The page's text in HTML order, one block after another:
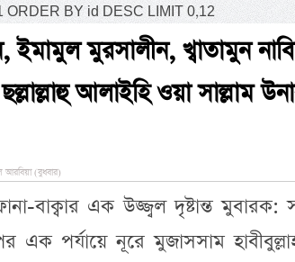
ORDER BY id DESC LIMIT 0,12
ইমামুল মুরসালীন, খ্বাতামুন
আলাইহি ওয়া সাল্লাম
(বুধবার)
বাক্বার এক উজ্জ্বল দৃষ্টান্ত
এক পর্যায়ে নূরে মুজাসসাম